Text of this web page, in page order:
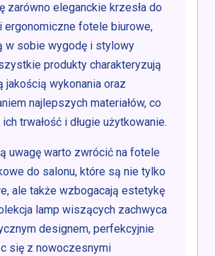
zarówno eleganckie krzesła do
ergonomiczne fotele biurowe,
w sobie wygodę i stylowy
produkty charakteryzują
jakością wykonania oraz
najlepszych materiałów, co
trwałość i długie użytkowanie.
uwagę warto zwrócić na fotele
do salonu, które są nie tylko
ale także wzbogacają estetykę
lamp wiszących zachwyca
designem, perfekcyjnie
się z nowoczesnymi